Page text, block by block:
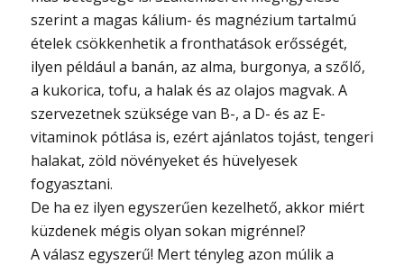
szerint a magas kálium- és magnézium tartalmú
ételek csökkenhetik a fronthatások erősségét,
ilyen például a banán, az alma, burgonya, a szőlő,
a kukorica, tofu, a halak és az olajos magvak. A
szervezetnek szüksége van B-, a D- és az E-
vitaminok pótlása is, ezért ajánlatos tojást, tengeri
halakat, zöld növényeket és hüvelyesek
fogyasztani.
De ha ez ilyen egyszerűen kezelhető, akkor miért
küzdenek mégis olyan sokan migrénnel?
A válasz egyszerű! Mert tényleg azon múlik a